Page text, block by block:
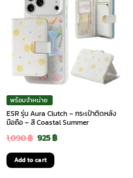
พร้อมจำหน่าย
ESR รุ่น Aura Clutch – กระเป๋าติดหลัง
มือถือ – สี Coastal Summer
1,090฿ Original
price
was:
925฿Current
Add to cart